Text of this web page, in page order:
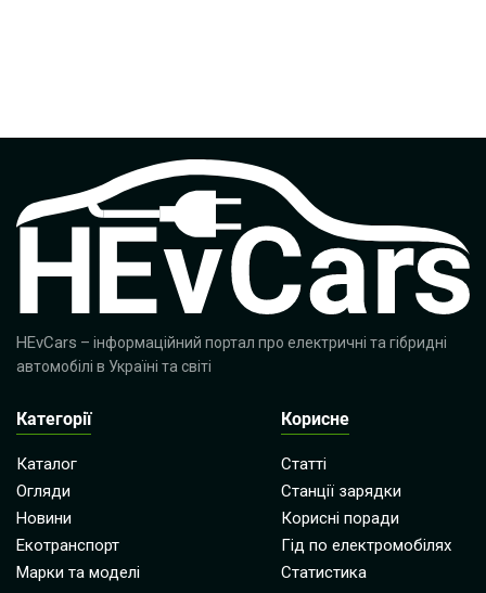
HEvCars – інформаційний портал про електричні та гібридні
автомобілі в Україні та світі
Категорії
Каталог
Огляди
Новини
Екотранспорт
Марки та моделі
Корисне
Статті
Станції зарядки
Корисні поради
Гід по електромобілях
Статистика